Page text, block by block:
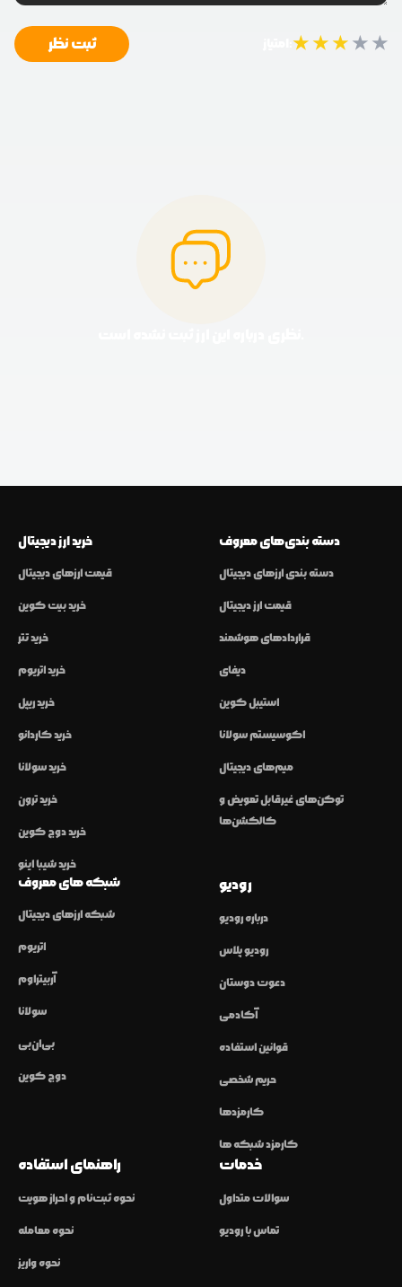
★★★★★ ثبت نظر
خرید ارز دیجیتال
قیمت ارزهای دیجیتال
خرید بیت کوین
خرید تتر
خرید اتریوم
خرید ریپل
خرید کاردانو
خرید سولانا
خرید ترون
خرید دوج کوین
خرید شیبا اینو
دسته بندی‌های معروف
دسته بندی ارزهای دیجیتال
قیمت ارز دیجیتال
قراردادهای هوشمند
دیفای
استیبل کوین
اکوسیستم سولانا
میم‌های دیجیتال
توکن‌های غیرقابل تعویض و
کالکشن‌ها
شبکه های معروف
شبکه ارزهای دیجیتال
اتریوم
آربیتراوم
سولانا
بی‌ان‌بی
دوج کوین
رودیو
درباره رودیو
رودیو پلاس
دعوت دوستان
آکادمی
قوانین استفاده
حریم شخصی
کارمزدها
کارمزد شبکه ها
راهنمای استفاده
نحوه ثبت‌نام و احراز هویت
نحوه معامله
نحوه واریز
خدمات
سوالات متداول
تماس با رودیو